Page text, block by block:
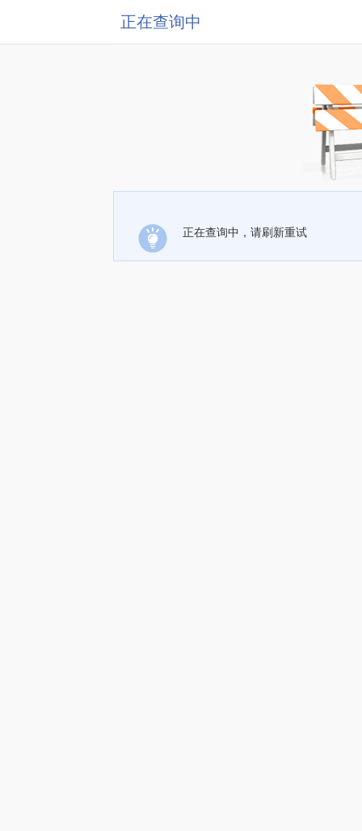
正在查询中
正在查询中，请刷新重试